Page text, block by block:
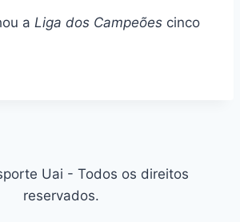
a Liga dos Campeões cinco
Uai - Todos os direitos
reservados.